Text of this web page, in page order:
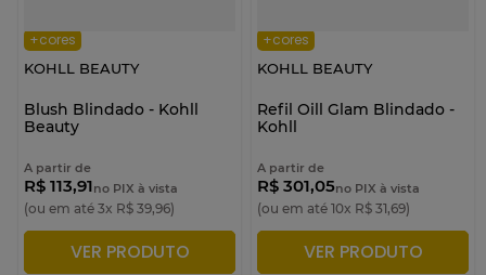
+cores
KOHLL BEAUTY
Blush Blindado - Kohll
Beauty
A partir de
R$ 113,91no PIX à vista
(ou em até 3x R$ 39,96)
ADICIONAR À SACOLA
VER PRODUTO
+cores
KOHLL BEAUTY
Refil Oill Glam Blindado -
Kohll
A partir de
R$ 301,05no PIX à vista
(ou em até 10x R$ 31,69)
ADICIONAR À SACOLA
VER PRODUTO